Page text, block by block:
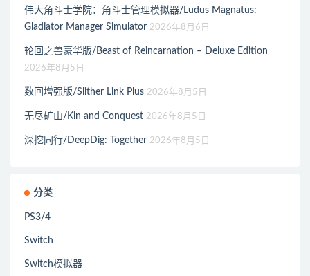
伟大角斗士学院：角斗士管理模拟器/Ludus Magnatus:
Gladiator Manager Simulator 2026年8月6日
轮回之兽豪华版/Beast of Reincarnation – Deluxe Edition
2026年8月5日
数回增强版/Slither Link Plus 2026年8月5日
无尽矿山/Kin and Conquest 2026年8月5日
深挖同行/DeepDig: Together 2026年8月5日
分类
PS3/4
Switch
Switch模拟器